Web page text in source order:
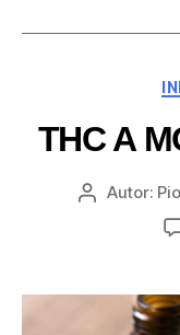
THC A
AutorAutor: